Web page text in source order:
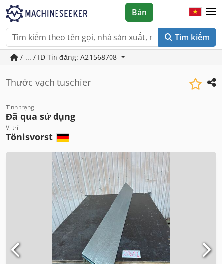
Tìm kiếm
Bán
/ ... / ID Tin đăng: A21568708
Thước vạch tuschier
Tình trạng
Đã qua sử dụng
Vị trí
Tönisvorst